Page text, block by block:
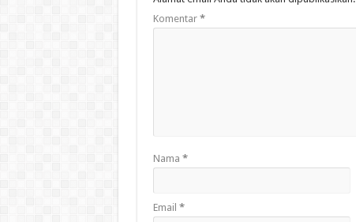
Komentar *
Nama *
Email *